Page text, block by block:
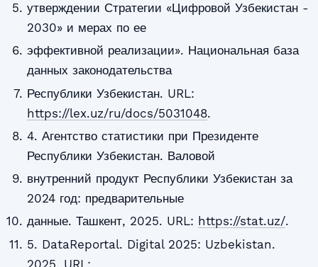
утверждении Стратегии «Цифровой Узбекистан -
2030» и мерах по ее
эффективной реализации». Национальная база
данных законодательства
Республики Узбекистан. URL:
https://lex.uz/ru/docs/5031048.
4. Агентство статистики при Президенте
Республики Узбекистан. Валовой
внутренний продукт Республики Узбекистан за
2024 год: предварительные
данные. Ташкент, 2025. URL: https://stat.uz/.
5. DataReportal. Digital 2025: Uzbekistan.
2025. URL: